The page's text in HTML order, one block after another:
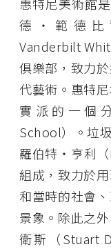
惠特尼美術館
德・範德比
Vanderbilt
俱樂部，致力
代藝術。惠特
實派的一個
School）。垃
羅伯特・亨利
組成，致力於
和當時的社會
景象。除此之
衛斯（Stuart